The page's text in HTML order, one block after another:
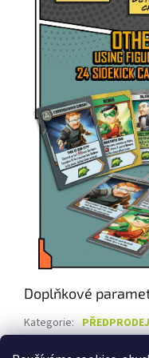
Doplňkové
Kategorie: PŘEDPRODEJ